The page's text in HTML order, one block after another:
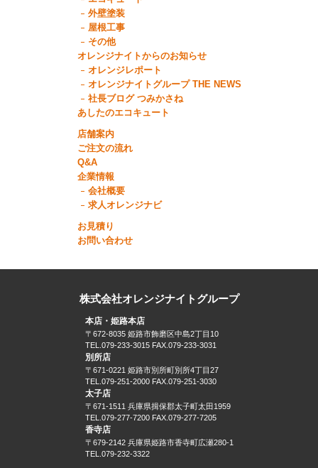
外壁塗装
屋根工事
その他
オレンジナイトからのお知らせ
オレンジレポート
オレンジナイトグループ THE NEWS
社長ブログ つみかさね
あしたのエコキュート
店舗案内
ご注文の流れ
Q&A
企業情報
会社概要
求人オレンジナビ
お見積り
お問い合わせ
株式会社オレンジナイトグループ
本店・姫路本店
〒672-8035 姫路市飾磨区中島2丁目10
TEL.079-233-3015 FAX.079-233-3031
別所店
〒671-0221 姫路市別所町別所4丁目27
TEL.079-251-2000 FAX.079-251-3030
太子店
〒671-1511 兵庫県揖保郡太子町太田1959
TEL.079-277-7200 FAX.079-277-7205
香寺店
〒679-2142 兵庫県姫路市香寺町広瀬280-1
TEL.079-232-3322